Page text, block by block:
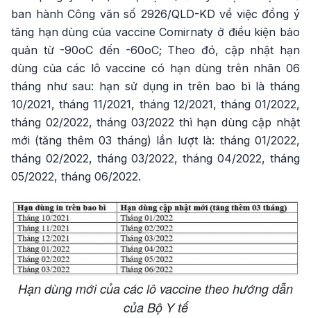
ban hành Công văn số 2926/QLD-KD về việc đồng ý
tăng hạn dùng của vaccine Comirnaty ở điều kiện bảo
quản từ -90oC đến -60oC; Theo đó, cập nhật hạn
dùng của các lô vaccine có hạn dùng trên nhãn 06
tháng như sau: hạn sử dụng in trên bao bì là tháng
10/2021, tháng 11/2021, tháng 12/2021, tháng 01/2022,
tháng 02/2022, tháng 03/2022 thì hạn dùng cập nhật
mới (tăng thêm 03 tháng) lần lượt là: tháng 01/2022,
tháng 02/2022, tháng 03/2022, tháng 04/2022, tháng
05/2022, tháng 06/2022.
Hạn dùng mới của các lô vaccine theo hướng dẫn
của Bộ Y tế